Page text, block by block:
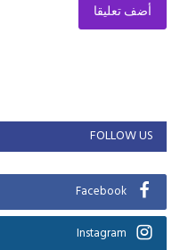
أضف تعليقا
FOLLOW US
Facebook
Instagram